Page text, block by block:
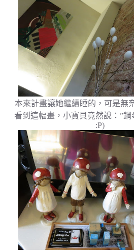
本來計畫讓她繼續睡的，可是無
看到這幅畫，小寶貝竟然說：”
:P)